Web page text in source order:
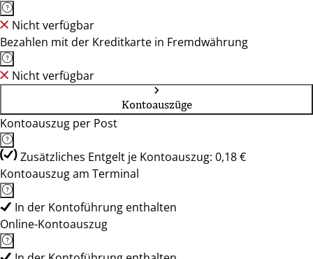
Nicht verfügbar
Bezahlen mit der Kreditkarte in Fremdwährung
Nicht verfügbar
Kontoauszüge
Kontoauszug per Post
Zusätzliches Entgelt je Kontoauszug: 0,18 €
Kontoauszug am Terminal
In der Kontoführung enthalten
Online-Kontoauszug